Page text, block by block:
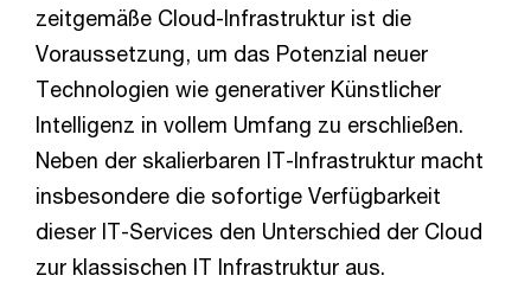
zeitgemäße Cloud-Infrastruktur ist die
Voraussetzung, um das Potenzial neuer
Technologien wie generativer Künstlicher
Intelligenz in vollem Umfang zu erschließen.
Neben der skalierbaren IT-Infrastruktur macht
insbesondere die sofortige Verfügbarkeit
dieser IT-Services den Unterschied der Cloud
zur klassischen IT Infrastruktur aus.